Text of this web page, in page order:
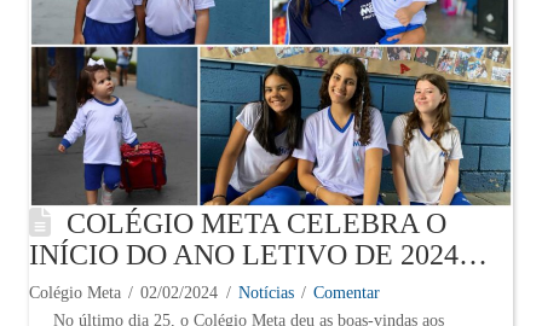
COLÉGIO META CELEBRA O
INÍCIO DO ANO LETIVO DE 2024
COM ENTUSIASMO E DEDICAÇÃO
Colégio Meta 02/02/2024 Notícias
Comentar
No último dia 25, o Colégio Meta deu as boas-vindas aos